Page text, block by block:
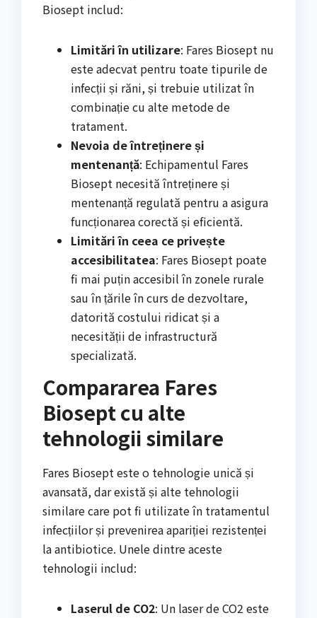
Biosept includ:
Limitări în utilizare: Fares Biosept nu
este adecvat pentru toate tipurile de
infecții și răni, și trebuie utilizat în
combinație cu alte metode de
tratament.
Nevoia de întreținere și
mentenanță: Echipamentul Fares
Biosept necesită întreținere și
mentenanță regulată pentru a asigura
funcționarea corectă și eficientă.
Limitări în ceea ce privește
accesibilitatea: Fares Biosept poate
fi mai puțin accesibil în zonele rurale
sau în țările în curs de dezvoltare,
datorită costului ridicat și a
necesității de infrastructură
specializată.
Compararea Fares
Biosept cu alte
tehnologii similare
Fares Biosept este o tehnologie unică și
avansată, dar există și alte tehnologii
similare care pot fi utilizate în tratamentul
infecțiilor și prevenirea apariției rezistenței
la antibiotice. Unele dintre aceste
tehnologii includ:
Laserul de CO2: Un laser de CO2 este